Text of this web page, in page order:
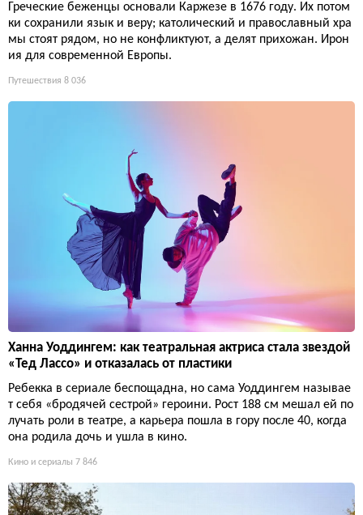
Греческие беженцы основали Каржезе в 1676 году. Их потом
ки сохранили язык и веру; католический и православный хра
мы стоят рядом, но не конфликтуют, а делят прихожан. Ирон
ия для современной Европы.
Путешествия 8 036
Ханна Уоддингем: как театральная актриса стала звездой
«Тед Лассо» и отказалась от пластики
Ребекка в сериале беспощадна, но сама Уоддингем называе
т себя «бродячей сестрой» героини. Рост 188 см мешал ей по
лучать роли в театре, а карьера пошла в гору после 40, когда
она родила дочь и ушла в кино.
Кино и сериалы 7 846